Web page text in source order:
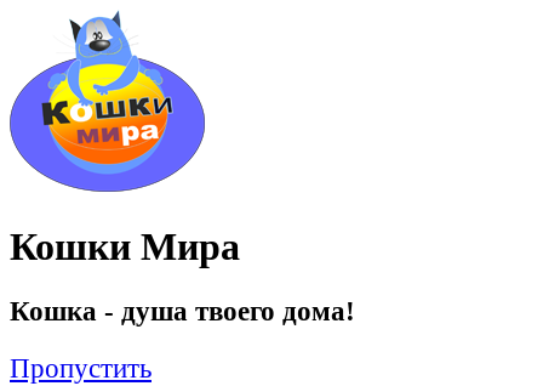
Кошки Мира
Кошка - душа твоего дома!
Пропустить